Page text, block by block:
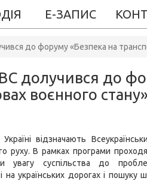
Е-ЗАПИС
до форуму «Безпека на
долучився до
воєнного стану»
відзначають
руху. В рамках програми
увагу суспільства до
на українських дорогах і пошуку